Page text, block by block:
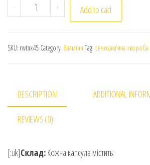
- Rowatinex Роватінекс 45 капсул
+ Add to cart
SKU: rwtnx45 Category: Вітаміни Tag: сечокам'яна хвороба
DESCRIPTION ADDITIONAL
REVIEWS (0)
[:uk]Склад:Кожна капсула містить: